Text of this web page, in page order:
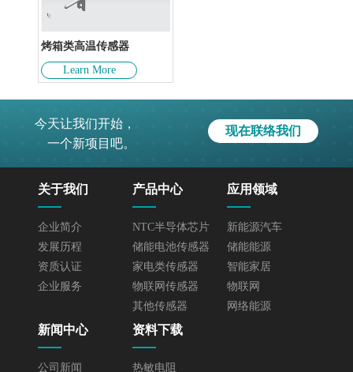
烤箱类高温传感器
Learn More
今天让我们开始，
一个新项目吧。
现在联络我们
关于我们
企业简介
发展历程
资质认证
企业服务
产品中心
NTC半导体芯片
储能电池传感器
家电类传感器
物联网传感器
其他传感器
应用领域
新能源汽车
储能能源
智能家居
物联网
网络能源
新闻中心
公司新闻
资料下载
热敏电阻